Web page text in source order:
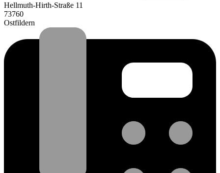
Hellmuth-Hirth-Straße 11
73760
Ostfildern